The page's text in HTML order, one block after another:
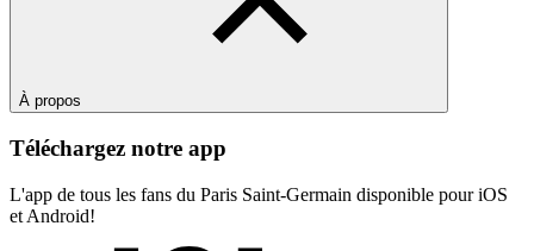
À propos
Téléchargez notre app
L'app de tous les fans du Paris Saint-Germain disponible pour iOS
et Android!